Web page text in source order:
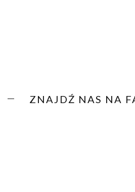
ZNAJDŹ NAS NA